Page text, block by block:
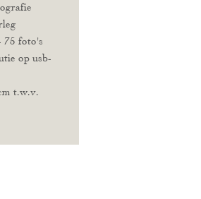
75 foto's
op usb-
t.w.v.